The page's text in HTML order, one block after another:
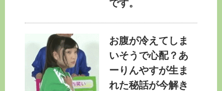
です。
お腹が冷えてしま
いそうで心配？あ
ーりんやすが生ま
れた秘話が今解き